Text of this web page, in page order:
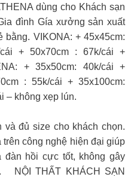
dùng cho Khách sạn
đình Gía xưởng sản xuất
VIKONA: + 45x45cm:
+ 50x70cm : 67k/cái +
+ 35x50cm: 40k/cái +
: 55k/cái + 35x100cm:
– không xẹp lún.
đủ size cho khách chọn.
công nghệ hiện đại giúp
đàn hồi cực tốt, không gây
NỘI THẤT KHÁCH SẠN